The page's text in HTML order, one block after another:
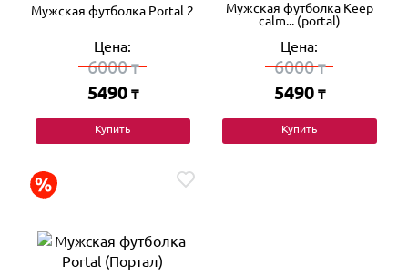
Мужская футболка Portal 2
Цена:
6000₸
5490 ₸
Купить
Мужская футболка Keep
calm... (portal)
Цена:
6000₸
5490 ₸
Купить